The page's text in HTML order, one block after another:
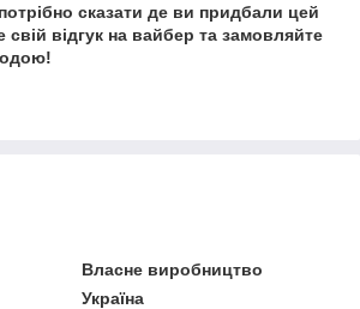
сказати де ви придбали цей
відгук на вайбер та замовляйте
Власне виробництво
Україна